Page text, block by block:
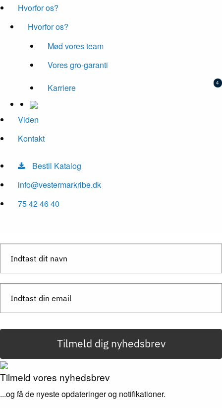
Hvorfor os?
Hvorfor os?
Mød vores team
Vores gro-garanti
Karriere
Viden
Kontakt
Bestil Katalog
info@vestermarkribe.dk
75 42 46 40
Tilmeld dig nyhedsbrev
Tilmeld vores nyhedsbrev
...og få de nyeste opdateringer og notifikationer.